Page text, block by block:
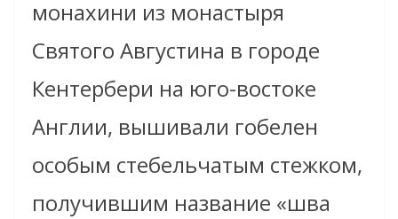
монахини из монастыря
Святого Августина в городе
Кентербери на юго-востоке
Англии, вышивали гобелен
особым стебельчатым стежком,
получившим название «шва